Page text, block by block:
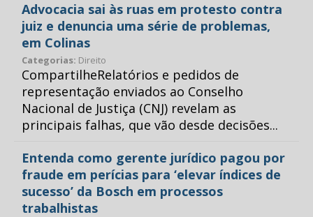
Advocacia sai às ruas em protesto contra
juiz e denuncia uma série de problemas,
em Colinas
Categorias: Direito
CompartilheRelatórios e pedidos de
representação enviados ao Conselho
Nacional de Justiça (CNJ) revelam as
principais falhas, que vão desde decisões...
Entenda como gerente jurídico pagou por
fraude em perícias para ‘elevar índices de
sucesso’ da Bosch em processos
trabalhistas